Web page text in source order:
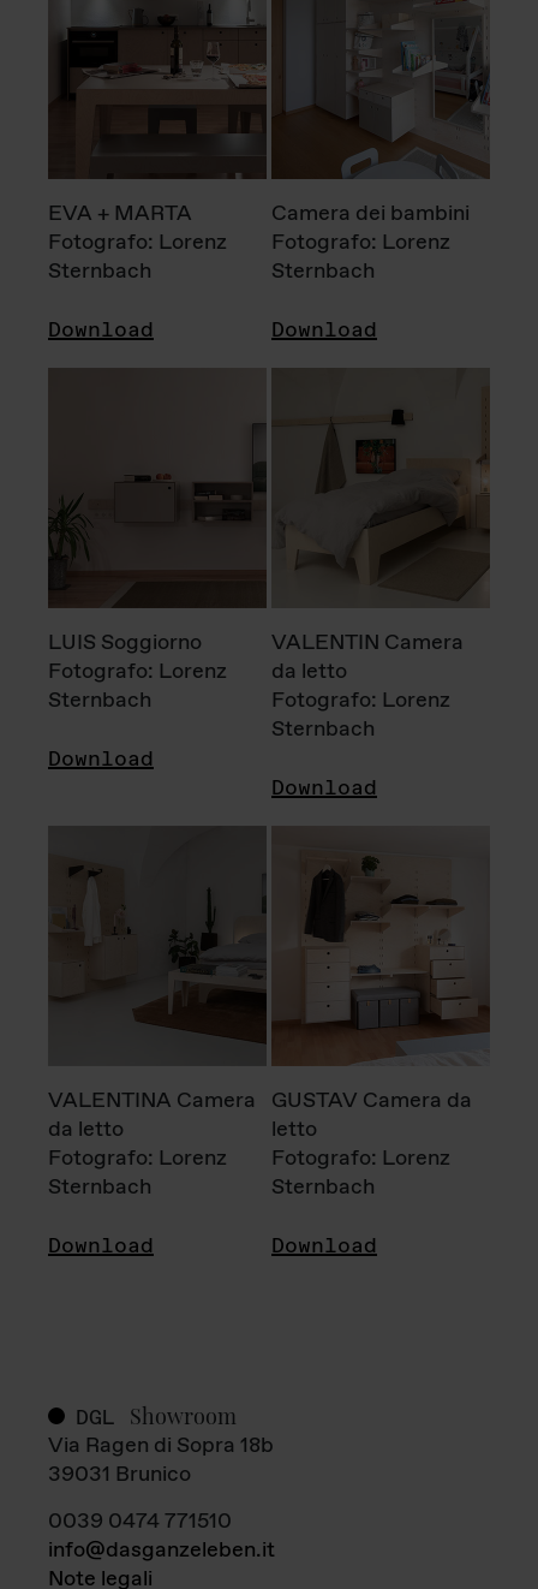
EVA + MARTA
Fotografo: Lorenz
Sternbach
Download
Camera dei bambini
Fotografo: Lorenz
Sternbach
Download
LUIS Soggiorno
Fotografo: Lorenz
Sternbach
Download
VALENTIN Camera
da letto
Fotografo: Lorenz
Sternbach
Download
VALENTINA Camera
da letto
Fotografo: Lorenz
Sternbach
Download
GUSTAV Camera da
letto
Fotografo: Lorenz
Sternbach
Download
DGL Showroom
Via Ragen di Sopra 18b
39031 Brunico
0039 0474 771510
info@dasganzeleben.it
Note legali